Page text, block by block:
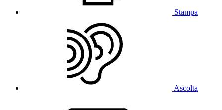
Stampa
Ascolta